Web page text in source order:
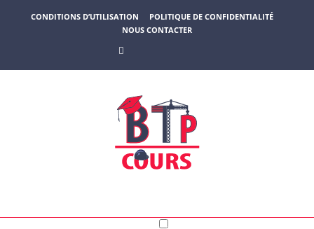
CONDITIONS D’UTILISATION
POLITIQUE DE CONFIDENTIALITÉ
NOUS CONTACTER